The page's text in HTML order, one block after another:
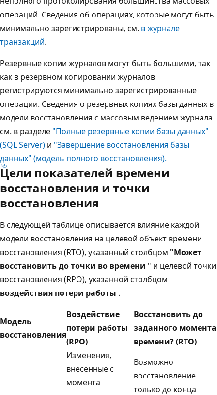
операций. Сведения об операциях, которые могут быть
минимально зарегистрированы, см. в журнале
транзакций.
Резервные копии журналов могут быть большими, так
как в резервном копировании журналов
регистрируются минимально зарегистрированные
операции. Сведения о резервных копиях базы данных в
модели восстановления с массовым ведением журнала
см. в разделе "Полные резервные копии базы данных"
(SQL Server) и "Завершение восстановления базы
данных" (модель полного восстановления).
Цели показателей времени
восстановления и точки
восстановления
В следующей таблице описывается влияние каждой
модели восстановления на целевой объект времени
восстановления (RTO), указанный столбцом "Может
восстановить до точки во времени " и целевой точки
восстановления (RPO), указанной столбцом
воздействия потери работы .
Модель
восстановления
Воздействие
потери работы
(RPO)
Восстановить до
заданного момента
времени? (RTO)
Изменения,
внесенные с
момента
Возможно
восстановление
только до конца